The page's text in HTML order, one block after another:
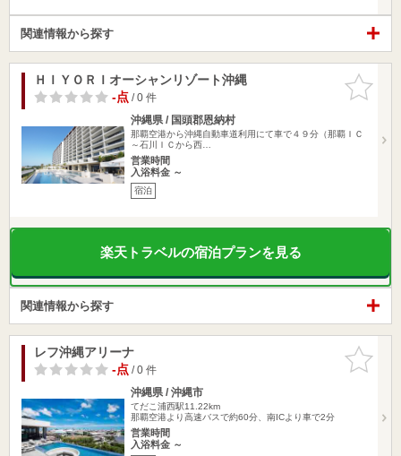
関連情報から探す
お気に入
りに追加
ＨＩＹＯＲＩオーシャンリゾート沖縄
-点/ 0 件
沖縄県 / 国頭郡恩納村
那覇空港から沖縄自動車道利用にて車で４９分（那覇ＩＣ
～石川ＩＣから西…
営業時間
入浴料金 ～
宿泊
楽天トラベルの宿泊プランを見る
関連情報から探す
お気に入
りに追加
レフ沖縄アリーナ
-点/ 0 件
沖縄県 / 沖縄市
てだこ浦西駅11.22km
那覇空港より高速バスで約60分、南ICより車で2分
営業時間
入浴料金 ～